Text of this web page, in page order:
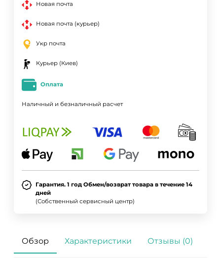
Новая почта
Новая почта (курьер)
Укр почта
Курьер (Киев)
Оплата
Наличный и безналичный расчет
Гарантия. 1 год Обмен/возврат товара в течение 14
дней
(Собственный сервисный центр)
Обзор Характеристики Отзывы (0)